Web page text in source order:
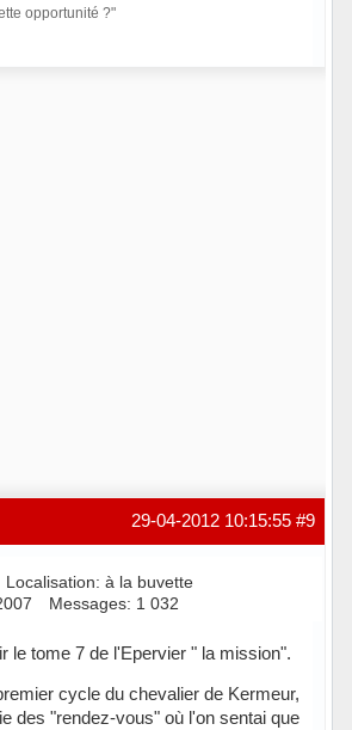
opportunité ?"
#9
29-04-2012 10:15:55
Localisation: à la buvette
Messages: 1 032
le tome 7 de l'Epervier " la mission".
cycle du chevalier de Kermeur,
des "rendez-vous" où l'on sentai que